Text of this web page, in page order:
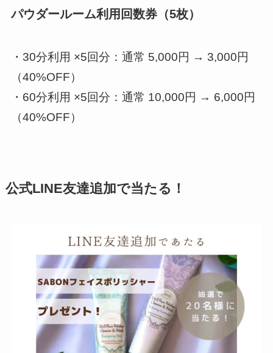
パウダールーム利用回数券（5枚）
・30分利用 ×5回分：通常 5,000円 → 3,000円
（40%OFF）
・60分利用 ×5回分：通常 10,000円 → 6,000円
（40%OFF）
公式LINE友達追加で当たる！